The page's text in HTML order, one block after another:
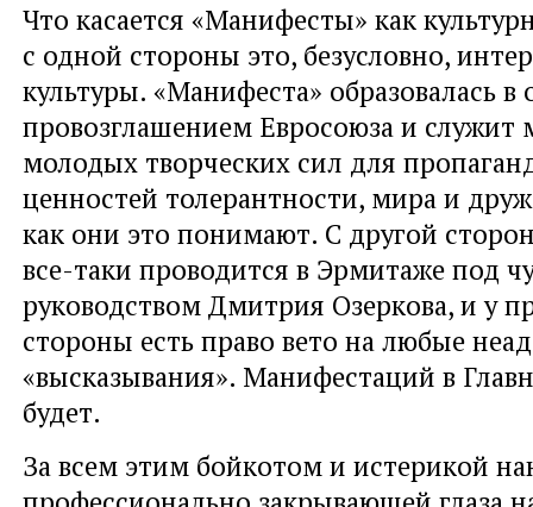
Что касается «Манифесты» как
с одной стороны это, безусловно,
культуры. «Манифеста» образовалась в
провозглашением Евросоюза и служит
молодых творческих сил для
ценностей толерантности, мира и
как они это понимают. С другой
все-таки проводится в Эрмитаже под
руководством Дмитрия Озеркова, и у
стороны есть право вето на любые
«высказывания». Манифестаций в
будет.
За всем этим бойкотом и истерикой